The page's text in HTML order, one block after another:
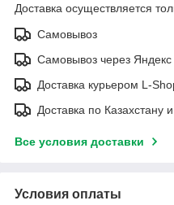
Доставка осуществляется
Самовывоз
Самовывоз через
Доставка курьером L-
Доставка по Казахстану
Все условия доставки
Условия оплаты